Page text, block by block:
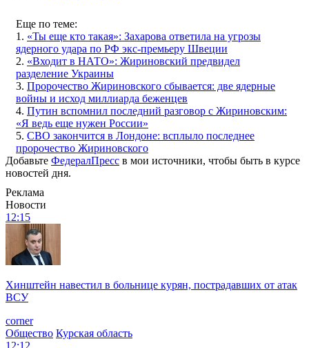
Еще по теме:
1. «Ты еще кто такая»: Захарова ответила на угрозы
ядерного удара по РФ экс-премьеру Швеции
2. «Входит в НАТО»: Жириновский предвидел
разделение Украины
3. Пророчество Жириновского сбывается: две ядерные
войны и исход миллиарда беженцев
4. Путин вспомнил последний разговор с Жириновским:
«Я ведь еще нужен России»
5. СВО закончится в Лондоне: всплыло последнее
пророчество Жириновского
Добавьте ФедералПресс в мои источники, чтобы быть в курсе
новостей дня.
Реклама
Новости
12:15
Хинштейн навестил в больнице курян, пострадавших от атак
ВСУ
corner
Общество Курская область
12:12